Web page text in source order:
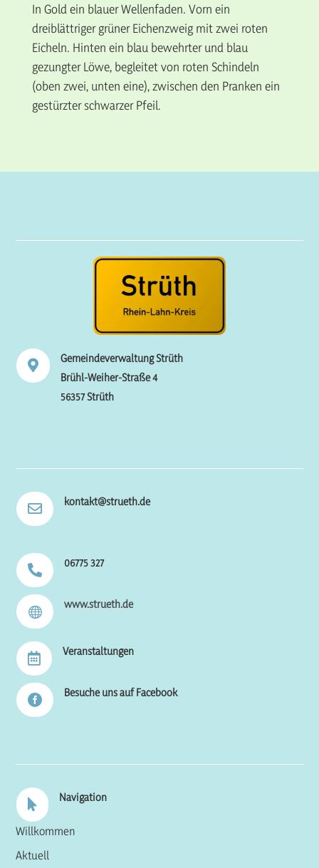
In Gold ein blauer Wellenfaden. Vorn ein
dreiblättriger grüner Eichenzweig mit zwei roten
Eicheln. Hinten ein blau bewehrter und blau
gezungter Löwe, begleitet von roten Schindeln
(oben zwei, unten eine), zwischen den Pranken ein
gestürzter schwarzer Pfeil.

Gemeindeverwaltung Strüth
Brühl-Weiher-Straße 4
56357 Strüth
 kontakt@strueth.de
 06775 327

www.strueth.de
 Veranstaltungen

Besuche uns auf Facebook
 Navigation
Willkommen
Aktuell